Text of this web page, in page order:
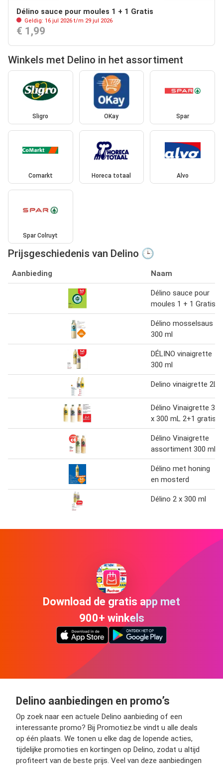
Délino sauce pour moules 1 + 1 Gratis
Geldig: 16 jul 2026 t/m 29 jul 2026
€ 1,99
Winkels met Delino in het assortiment
Sligro OKay Spar
Comarkt Horeca totaal Alvo
Spar Colruyt
Prijsgeschiedenis van Delino 🕒
Aanbieding Naam
Délino sauce pour
moules 1 + 1 Gratis
Délino mosselsaus
300 ml
DÉLINO vinaigrette
300 ml
Delino vinaigrette 2L
Délino Vinaigrette 3
x 300 mL 2+1 gratis
Délino Vinaigrette
assortiment 300 ml
Délino met honing
en mosterd
Délino 2 x 300 ml
Download de gratis app met
900+ winkels
Delino aanbiedingen en promo’s
Op zoek naar een actuele Delino aanbieding of een
interessante promo? Bij Promotiez.be vindt u alle deals
op één plaats. We tonen u elke dag de lopende acties,
tijdelijke promoties en kortingen op Delino, zodat u altijd
profiteert van de beste prijs. Veel van deze aanbiedingen